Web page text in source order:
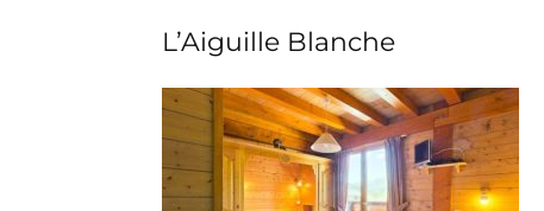
L’Aiguille Blanche